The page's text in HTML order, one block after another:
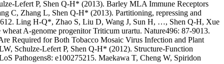
Lefert P, Shen Q-H* (2013). Barley MLA Immune Receptors
C, Zhang L, Shen Q-H* (2013). Partitioning, repressing and
Ling H-Q*, Zhao S, Liu D, Wang J, Sun H, …, Shen Q-H, Xue
A-genome progenitor Triticum urartu. Nature496: 87-9013.
Required for Both Tobacco Mosaic Virus Infection and Plant
Schulze-Lefert P, Shen Q-H* (2012). Structure-Function
Pathogens8: e100275215. Maekawa T, Cheng W, Spiridon